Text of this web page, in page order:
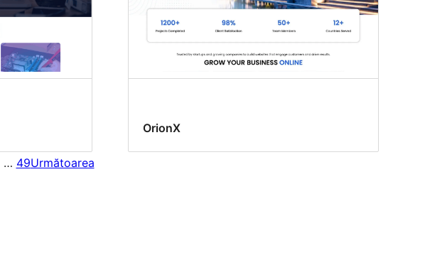
OrionX
… 49Următoarea